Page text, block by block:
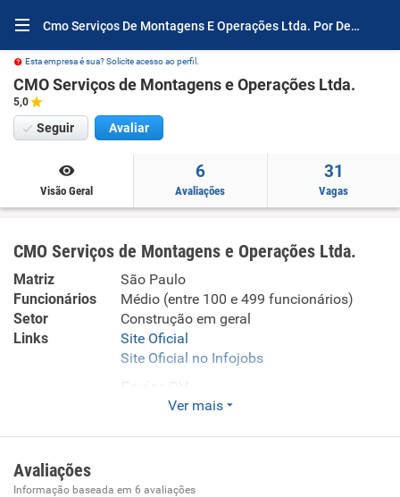
Cmo Serviços De Montagens E Operações Ltda. Por Dentro
Esta empresa é sua? Solicite acesso ao perfil.
CMO Serviços de Montagens e Operações Ltda.
5,0
Seguir Avaliar
Visão Geral
6
Avaliações
31
Vagas
CMO Serviços de Montagens e Operações Ltda.
Matriz
São Paulo
Funcionários
Médio (entre 100 e 499 funcionários)
Setor
Construção em geral
Links
Site Oficial
Site Oficial no Infojobs
Enviar CV
em obras
Ver mais
Avaliações
Informação baseada em 6 avaliações